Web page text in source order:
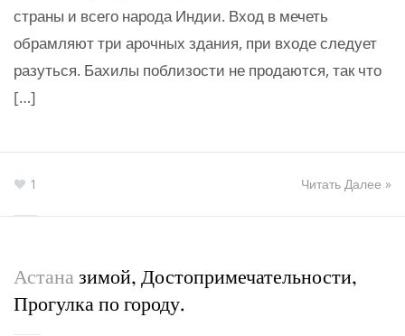
страны и всего народа Индии. Вход в мечеть
обрамляют три арочных здания, при входе следует
разуться. Бахилы поблизости не продаются, так что
[…]
1 Читать Далее »
Астана зимой, Достопримечательности,
Прогулка по городу.